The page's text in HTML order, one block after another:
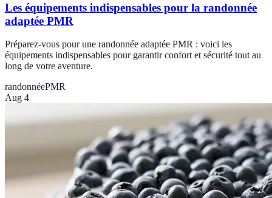
Les équipements indispensables pour la randonnée
adaptée PMR
Préparez-vous pour une randonnée adaptée PMR : voici les
équipements indispensables pour garantir confort et sécurité tout au
long de votre aventure.
randonnéePMR
Aug 4